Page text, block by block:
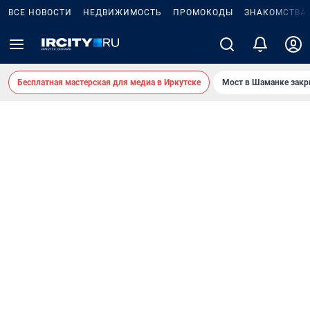
ВСЕ НОВОСТИ НЕДВИЖИМОСТЬ ПРОМОКОДЫ ЗНАКОМСТВА
Бесплатная мастерская для медиа в Иркутске Мост в Шаманке